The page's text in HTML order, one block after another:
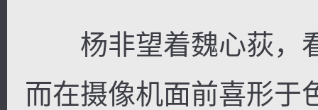
杨非望着魏心荻，
而在摄像机面前喜形于